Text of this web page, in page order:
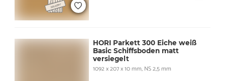
HORI Parkett 300 Eiche weiß
Basic Schiffsboden matt
versiegelt
1092 x 207 x 10 mm, NS 2,5 mm